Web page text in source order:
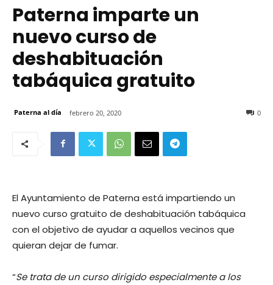
Paterna imparte un
nuevo curso de
deshabituación
tabáquica gratuito
Paterna al día febrero 20, 2020 0
El Ayuntamiento de Paterna está impartiendo un
nuevo curso gratuito de deshabituación tabáquica
con el objetivo de ayudar a aquellos vecinos que
quieran dejar de fumar.
“Se trata de un curso dirigido especialmente a los